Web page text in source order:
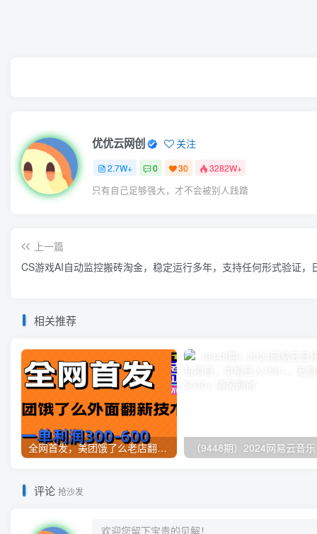
优优云网创 关注
2.7W+ 0 30 3282W+
只有自己足够强大，才不会被别人践踏
上一篇
CS游戏AI自动监控搬砖淘金，稳定运行多年，支持任何形式验证，
相关推荐
全网首发，美团饿了么老店翻新最新技术，一单利润300-600
评论 抢沙发